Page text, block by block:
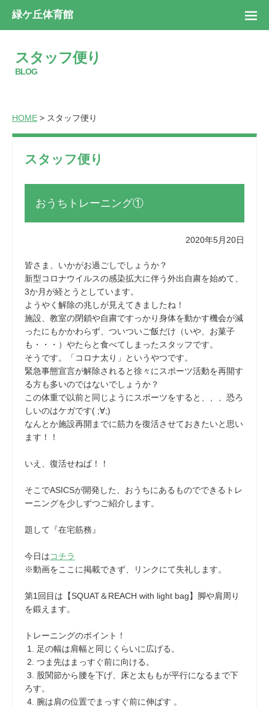
緑ケ丘体育館
スタッフ便り
BLOG
HOME > スタッフ便り
スタッフ便り
おうちトレーニング①
2020年5月20日
皆さま、いかがお過ごしでしょうか？
新型コロナウイルスの感染拡大に伴う外出自粛を始めて、
3か月が経とうとしています。
ようやく解除の兆しが見えてきましたね！
施設、教室の閉鎖や自粛ですっかり身体を動かす機会が減
ったにもかかわらず、ついついご飯だけ（いや、お菓子
も・・・）やたらと食べてしまったスタッフです。
そうです。「コロナ太り」というやつです。
緊急事態宣言が解除されると徐々にスポーツ活動を再開す
る方も多いのではないでしょうか？
この体重で以前と同じようにスポーツをすると、、、恐ろ
しいのはケガです( ;∀;)
なんとか施設再開までに筋力を復活させておきたいと思い
ます！！
いえ、復活せねば！！
そこでASICSが開発した、おうちにあるものでできるトレ
ーニングを少しずつご紹介します。
題して『在宅筋務』
今日はコチラ
※動画をここに掲載できず、リンクにて失礼します。
第1回目は【SQUAT＆REACH with light bag】脚や肩周り
を鍛えます。
トレーニングのポイント！
1. 足の幅は肩幅と同じくらいに広げる。
2. つま先はまっすぐ前に向ける。
3. 股関節から腰を下げ、床と太ももが平行になるまで下
ろす。
4. 腕は肩の位置でまっすぐ前に伸ばす 。